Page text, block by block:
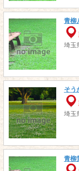
青柳
埼玉
そう
埼玉
青柳